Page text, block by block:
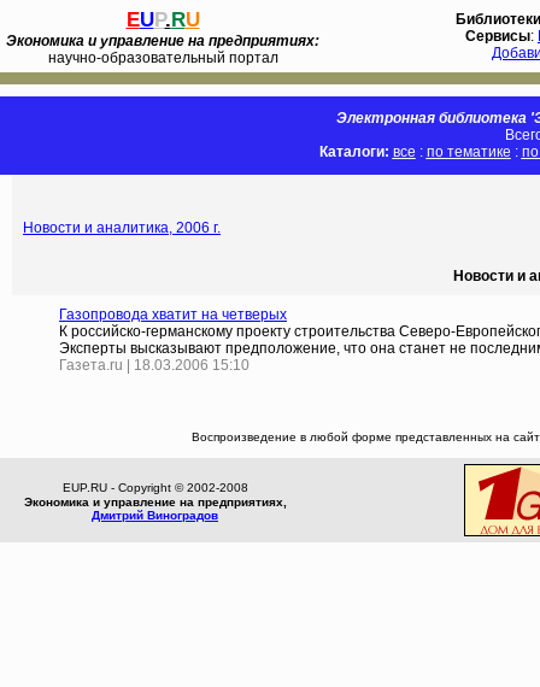
EUP.RU
Экономика и управление на предприятиях:
научно-образовательный портал
Библиотеки
Сервисы:
Электронная библиотека
Каталоги: все : по тематике :
Новости и аналитика, 2006 г.
Новости и
Газопровода хватит на четверых
К российско-германскому проекту строительства Северо-
Эксперты высказывают предположение, что она станет не
Газета.ru | 18.03.2006 15:10
Воспроизведение в любой форме представленных на
EUP.RU - Copyright © 2002-2008
Экономика и управление на предприятиях,
Дмитрий Виноградов